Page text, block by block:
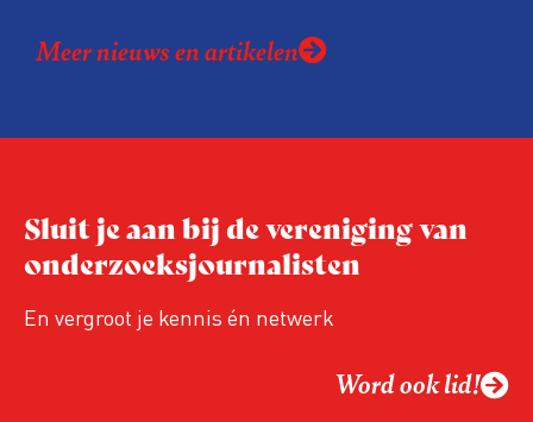
Meer nieuws en artikelen
Sluit je aan bij de vereniging van
onderzoeksjournalisten
En vergroot je kennis én netwerk
Word ook lid!